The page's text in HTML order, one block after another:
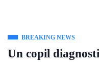
BREAKING NEWS
Un copil